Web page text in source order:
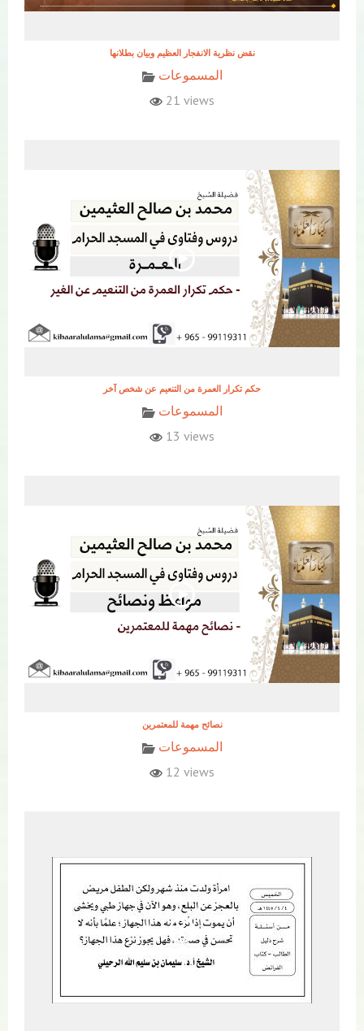
نقض نظرية الانفجار العظيم وبيان بطلانها
المسموعات
21 views
حكم تكرار العمرة من التنعيم عن شخص آخر
المسموعات
13 views
نصائح مهمة للمعتمرين
المسموعات
12 views